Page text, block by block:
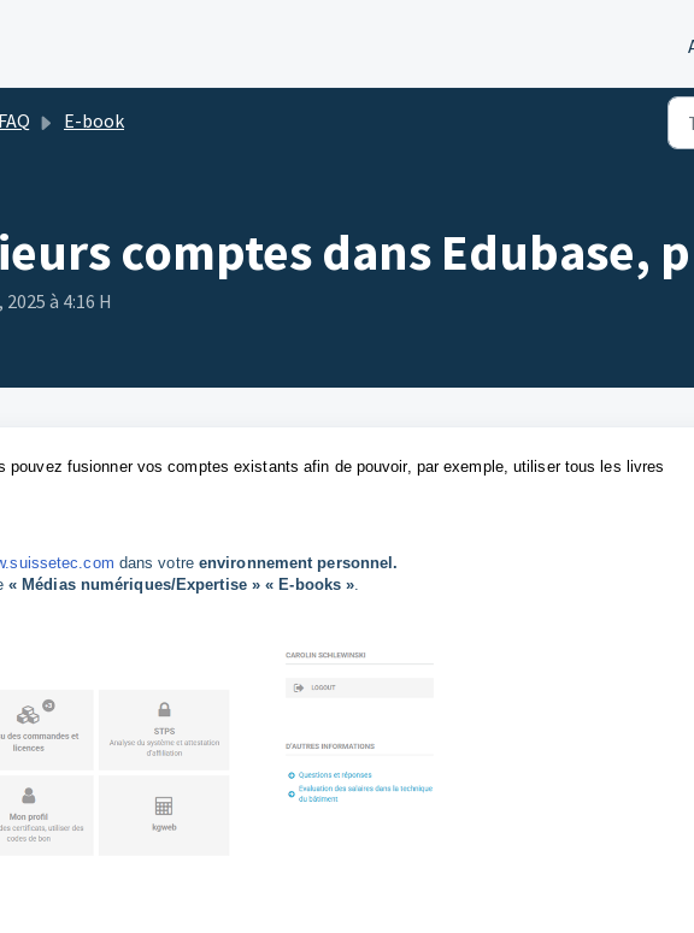
FAQ E-book
comptes dans Edubase,
à 4:16 H
pouvez fusionner vos comptes existants afin de pouvoir, par exemple, utiliser tous les livres
dans votre environnement personnel.
« Médias numériques/Expertise » « E-books ».